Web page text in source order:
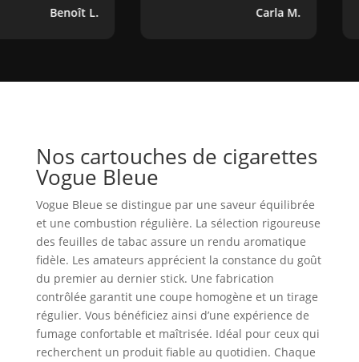
Benoît L. Carla M.
Nos cartouches de cigarettes
Vogue Bleue
Vogue Bleue se distingue par une saveur équilibrée
et une combustion régulière. La sélection rigoureuse
des feuilles de tabac assure un rendu aromatique
fidèle. Les amateurs apprécient la constance du goût
du premier au dernier stick. Une fabrication
contrôlée garantit une coupe homogène et un tirage
régulier. Vous bénéficiez ainsi d’une expérience de
fumage confortable et maîtrisée. Idéal pour ceux qui
recherchent un produit fiable au quotidien. Chaque